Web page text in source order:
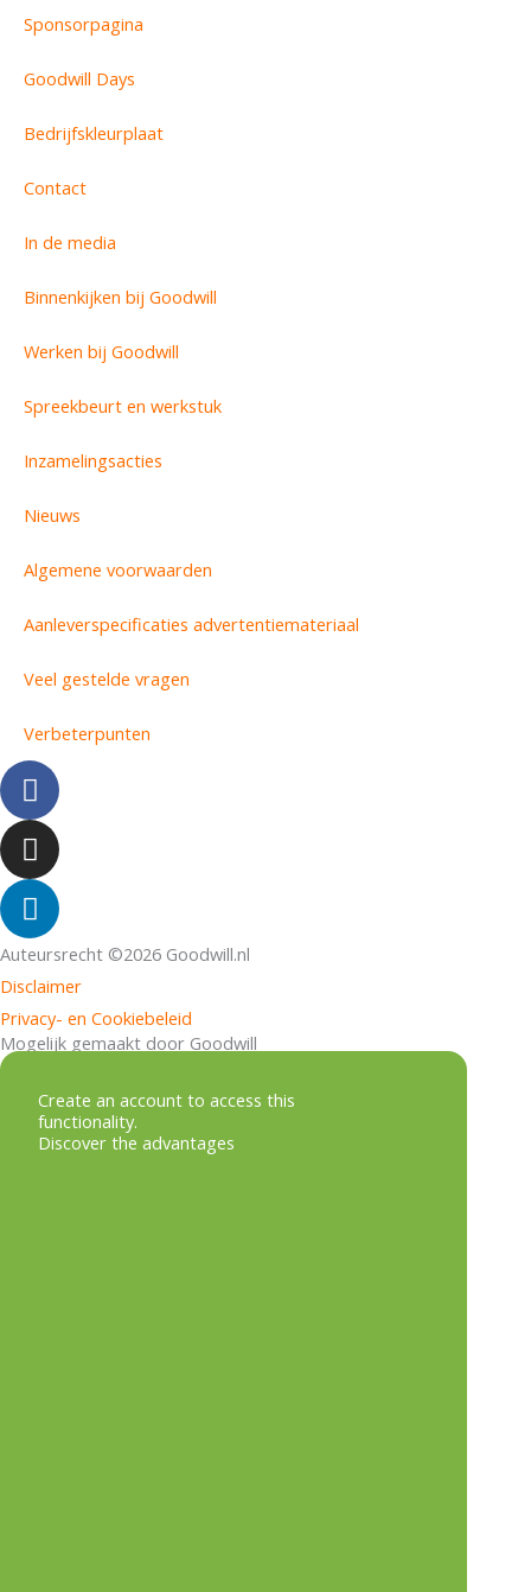
Sponsorpagina
Goodwill Days
Bedrijfskleurplaat
Contact
In de media
Binnenkijken bij Goodwill
Werken bij Goodwill
Spreekbeurt en werkstuk
Inzamelingsacties
Nieuws
Algemene voorwaarden
Aanleverspecificaties advertentiemateriaal
Veel gestelde vragen
Verbeterpunten
F
a
c
e
b
o
o
k
I
n
s
t
a
g
r
a
L
i
n
k
e
d
n
Auteursrecht ©2026 Goodwill.nl
Disclaimer
Privacy- en Cookiebeleid
Mogelijk gemaakt door Goodwill
Create an account to access this
functionality.
Discover the advantages